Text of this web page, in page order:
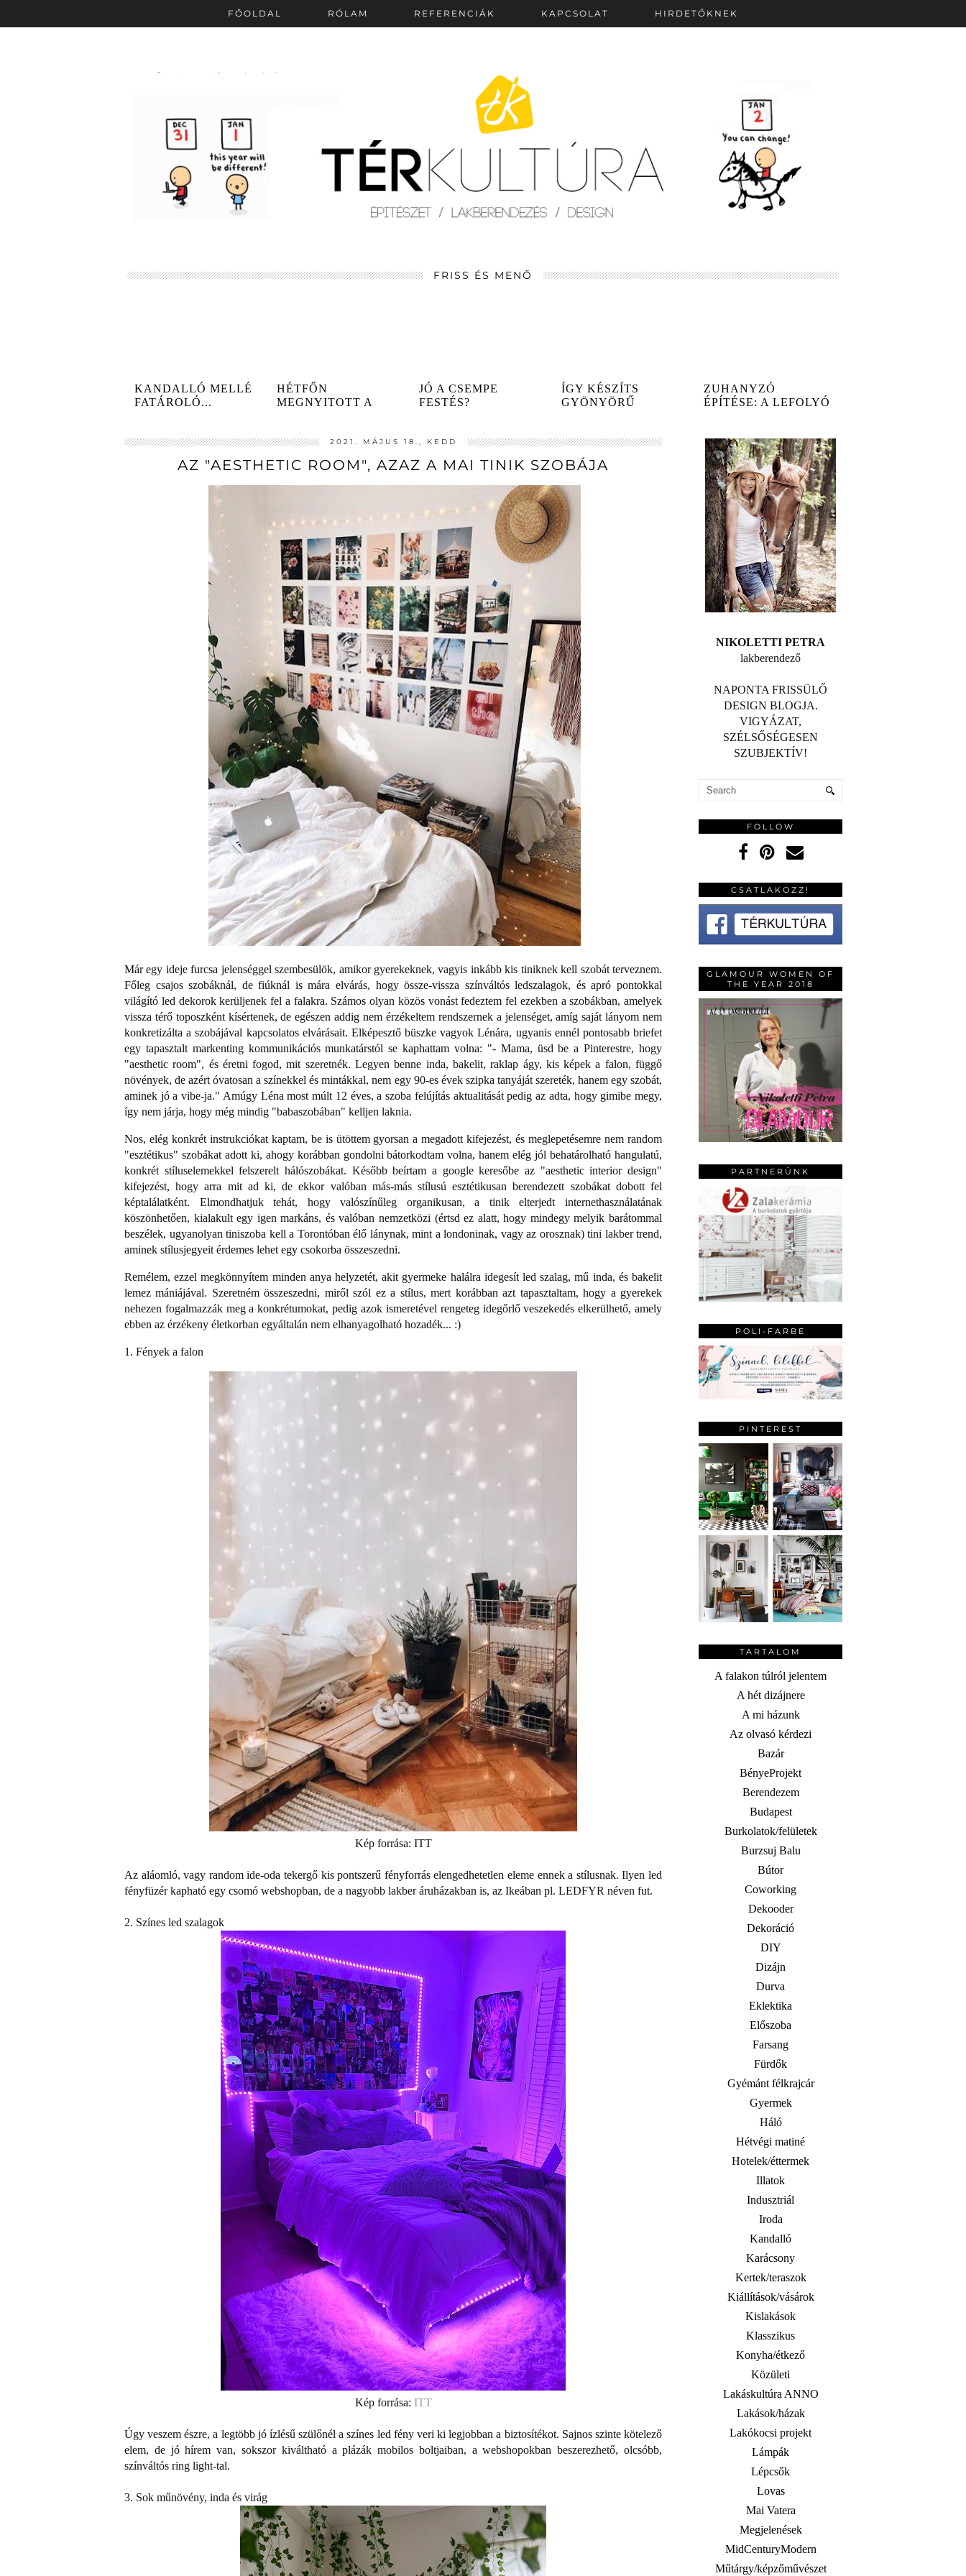
FŐOLDAL RÓLAM REFERENCIÁK KAPCSOLAT HIRDETŐKNEK
FRISS ÉS MENŐ
KANDALLÓ MELLÉ
FATÁROLÓ...
HÉTFŐN
MEGNYITOTT A
JÓ A CSEMPE
FESTÉS?
ÍGY KÉSZÍTS
GYÖNYÖRŰ
ZUHANYZÓ
ÉPÍTÉSE: A LEFOLYÓ
2021. MÁJUS 18., KEDD
AZ "AESTHETIC ROOM", AZAZ A MAI TINIK SZOBÁJA
Már egy ideje furcsa jelenséggel szembesülök, amikor gyerekeknek, vagyis inkább kis tiniknek kell szobát terveznem.
Főleg csajos szobáknál, de fiúknál is mára elvárás, hogy össze-vissza színváltós ledszalagok, és apró pontokkal
világító led dekorok kerüljenek fel a falakra. Számos olyan közös vonást fedeztem fel ezekben a szobákban, amelyek
vissza térő toposzként kísértenek, de egészen addig nem érzékeltem rendszernek a jelenséget, amíg saját lányom nem
konkretizálta a szobájával kapcsolatos elvárásait. Elképesztő büszke vagyok Lénára, ugyanis ennél pontosabb briefet
egy tapasztalt markenting kommunikációs munkatárstól se kaphattam volna: "- Mama, üsd be a Pinterestre, hogy
"aesthetic room", és éretni fogod, mit szeretnék. Legyen benne inda, bakelit, raklap ágy, kis képek a falon, függő
növények, de azért óvatosan a színekkel és mintákkal, nem egy 90-es évek szipka tanyáját szereték, hanem egy szobát,
aminek jó a vibe-ja." Amúgy Léna most múlt 12 éves, a szoba felújítás aktualitását pedig az adta, hogy gimibe megy,
így nem járja, hogy még mindig "babaszobában" kelljen laknia.
Nos, elég konkrét instrukciókat kaptam, be is ütöttem gyorsan a megadott kifejezést, és meglepetésemre nem random
"esztétikus" szobákat adott ki, ahogy korábban gondolni bátorkodtam volna, hanem elég jól behatárolható hangulatú,
konkrét stíluselemekkel felszerelt hálószobákat. Később beírtam a google keresőbe az "aesthetic interior design"
kifejezést, hogy arra mit ad ki, de ekkor valóban más-más stílusú esztétikusan berendezett szobákat dobott fel
képtalálatként. Elmondhatjuk tehát, hogy valószínűleg organikusan, a tinik elterjedt internethasználatának
köszönhetően, kialakult egy igen markáns, és valóban nemzetközi (értsd ez alatt, hogy mindegy melyik barátommal
beszélek, ugyanolyan tiniszoba kell a Torontóban élő lánynak, mint a londoninak, vagy az orosznak) tini lakber trend,
aminek stílusjegyeit érdemes lehet egy csokorba összeszedni.
Remélem, ezzel megkönnyítem minden anya helyzetét, akit gyermeke halálra idegesít led szalag, mű inda, és bakelit
lemez mániájával. Szeretném összeszedni, miről szól ez a stílus, mert korábban azt tapasztaltam, hogy a gyerekek
nehezen fogalmazzák meg a konkrétumokat, pedig azok ismeretével rengeteg idegőrlő veszekedés elkerülhető, amely
ebben az érzékeny életkorban egyáltalán nem elhanyagolható hozadék... :)
1. Fények a falon
Kép forrása: ITT
Az aláomló, vagy random ide-oda tekergő kis pontszerű fényforrás elengedhetetlen eleme ennek a stílusnak. Ilyen led
fényfüzér kapható egy csomó webshopban, de a nagyobb lakber áruházakban is, az Ikeában pl. LEDFYR néven fut.
2. Színes led szalagok
Kép forrása: ITT
Úgy veszem észre, a legtöbb jó ízlésű szülőnél a színes led fény veri ki legjobban a biztosítékot. Sajnos szinte kötelező
elem, de jó hírem van, sokszor kiváltható a plázák mobilos boltjaiban, a webshopokban beszerezhető, olcsóbb,
színváltós ring light-tal.
3. Sok műnövény, inda és virág
NIKOLETTI PETRA
lakberendező
NAPONTA FRISSÜLŐ
DESIGN BLOGJA.
VIGYÁZAT,
SZÉLSŐSÉGESEN
SZUBJEKTÍV!
FOLLOW
CSATLAKOZZ!
GLAMOUR WOMEN OF
THE YEAR 2018
PARTNERÜNK
POLI-FARBE
PINTEREST
TARTALOM
A falakon túlról jelentem
A hét dizájnere
A mi házunk
Az olvasó kérdezi
Bazár
BényeProjekt
Berendezem
Budapest
Burkolatok/felületek
Burzsuj Balu
Bútor
Coworking
Dekooder
Dekoráció
DIY
Dizájn
Durva
Eklektika
Előszoba
Farsang
Fürdők
Gyémánt félkrajcár
Gyermek
Háló
Hétvégi matiné
Hotelek/éttermek
Illatok
Indusztriál
Iroda
Kandalló
Karácsony
Kertek/teraszok
Kiállítások/vásárok
Kislakások
Klasszikus
Konyha/étkező
Közületi
Lakáskultúra ANNO
Lakások/házak
Lakókocsi projekt
Lámpák
Lépcsők
Lovas
Mai Vatera
Megjelenések
MidCenturyModern
Műtárgy/képzőművészet